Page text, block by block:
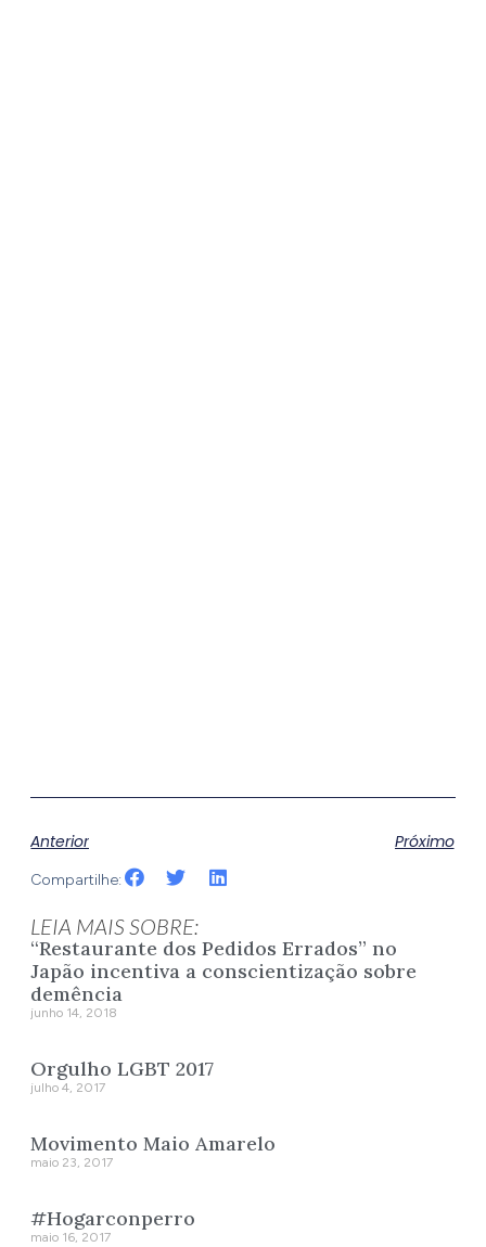
Anterior Próximo
Compartilhe:
LEIA MAIS SOBRE:
“Restaurante dos Pedidos Errados” no
Japão incentiva a conscientização sobre
demência
junho 14, 2018
Orgulho LGBT 2017
julho 4, 2017
Movimento Maio Amarelo
maio 23, 2017
#Hogarconperro
maio 16, 2017